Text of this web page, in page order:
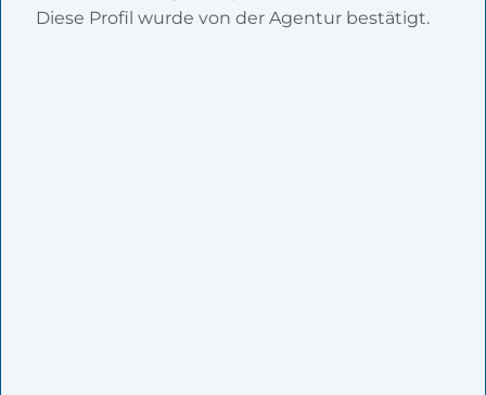
Diese Profil wurde von der Agentur bestätigt.